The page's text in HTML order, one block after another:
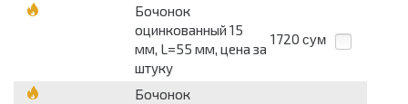
Бочонок
оцинкованный 15
мм, L=55 мм, цена за
штуку
1720 сум
Бочонок